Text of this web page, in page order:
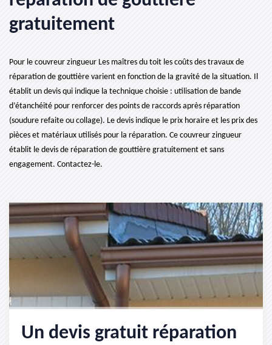
gratuitement
Pour le couvreur zingueur Les maîtres du toit les coûts des travaux de
réparation de gouttière varient en fonction de la gravité de la situation. Il
établit un devis qui indique la technique choisie : utilisation de bande
d’étanchéité pour renforcer des points de raccords après réparation
(soudure refaite ou collage). Le devis indique le prix horaire et les prix des
pièces et matériaux utilisés pour la réparation. Ce couvreur zingueur
établit le devis de réparation de gouttière gratuitement et sans
engagement. Contactez-le.
Un devis gratuit réparation